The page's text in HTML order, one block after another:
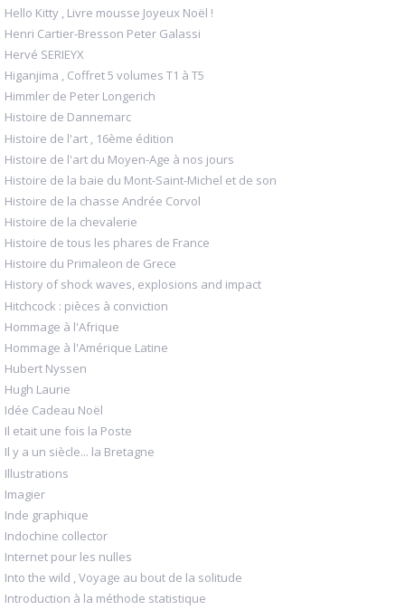
Hello Kitty , Livre mousse Joyeux Noël !
Henri Cartier-Bresson Peter Galassi
Hervé SERIEYX
Higanjima , Coffret 5 volumes T1 à T5
Himmler de Peter Longerich
Histoire de Dannemarc
Histoire de l'art , 16ème édition
Histoire de l'art du Moyen-Age à nos jours
Histoire de la baie du Mont-Saint-Michel et de son
Histoire de la chasse Andrée Corvol
Histoire de la chevalerie
Histoire de tous les phares de France
Histoire du Primaleon de Grece
History of shock waves, explosions and impact
Hitchcock : pièces à conviction
Hommage à l'Afrique
Hommage à l'Amérique Latine
Hubert Nyssen
Hugh Laurie
Idée Cadeau Noël
Il etait une fois la Poste
Il y a un siècle... la Bretagne
Illustrations
Imagier
Inde graphique
Indochine collector
Internet pour les nulles
Into the wild , Voyage au bout de la solitude
Introduction à la méthode statistique